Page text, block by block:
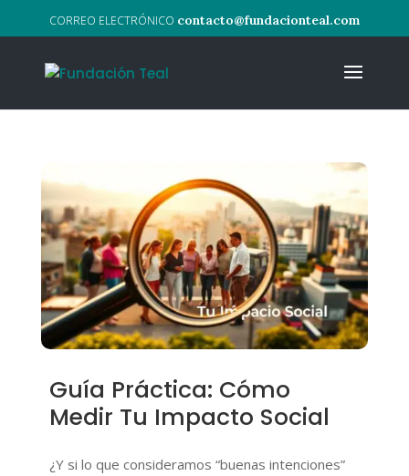
contacto@fundacionteal.com
Guía Práctica: Cómo
Medir Tu Impacto Social
¿Y si lo que consideramos “buenas intenciones”